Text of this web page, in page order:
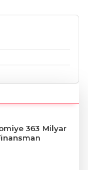
363 Milyar